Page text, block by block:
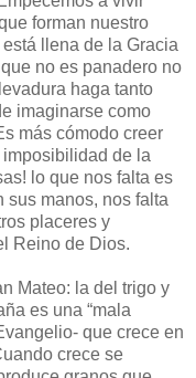
forman nuestro
llena de la Gracia
no es panadero no
haga tanto
imaginarse como
más cómodo creer
de la
lo que nos falta es
sus manos, nos falta
placeres y
Reino de Dios.
Mateo: la del trigo y
es una “mala
que crece en
crece se